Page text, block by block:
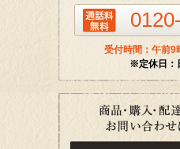
受付時間：午前9
※定休日：